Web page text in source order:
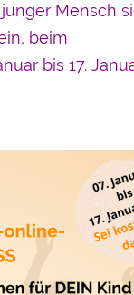
Mensch
beim
bis 17.